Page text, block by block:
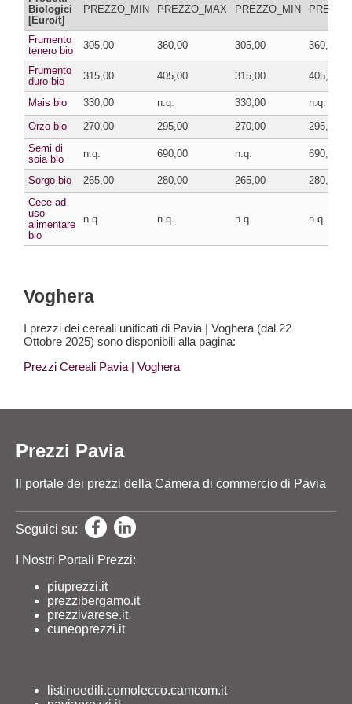
Biologici
[Euro/t]
PREZZO_MIN PREZZO_MAX PREZZO_MIN
Frumento
tenero bio
305,00 360,00 305,00 360,00
Frumento
duro bio
315,00 405,00 315,00 405,00
Mais bio 330,00 n.q. 330,00
n.q.
Orzo bio
270,00 295,00 270,00
295,00
Semi di
soia bio
n.q. 690,00 n.q. 690,00
Sorgo bio 265,00 280,00 265,00
280,00
Cece ad
uso
alimentare
bio
n.q. n.q. n.q. n.q.
Voghera
I prezzi dei cereali unificati di Pavia | Voghera (dal 22
Ottobre 2025) sono disponibili alla pagina:
Prezzi Cereali Pavia | Voghera
Prezzi Pavia
Il portale dei prezzi della Camera di commercio di Pavia
Seguici su:
I Nostri Portali Prezzi:
piuprezzi.it
prezzibergamo.it
prezzivarese.it
cuneoprezzi.it
listinoedili.comolecco.camcom.it